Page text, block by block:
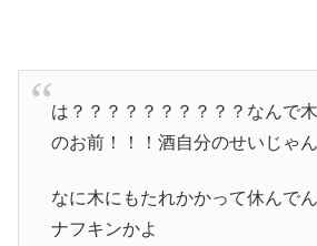
は？？？？？？？？？？なんで
のお前！！！酒自分のせいじゃん
なに木にもたれかかって休んで
ナフキンかよ